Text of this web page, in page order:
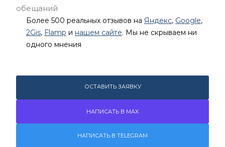
обещаний
Более 500 реальных отзывов на Яндекс, Google,
2Gis, Flamp и нашем сайте. Мы не скрываем ни
одного мнения
ОСТАВИТЬ ЗАЯВКУ
НАПИСАТЬ В MAX
НАПИСАТЬ В TELEGRAM